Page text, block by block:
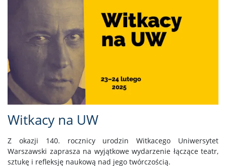
Witkacy na UW
Z okazji 140. rocznicy urodzin Witkacego Uniwersytet
Warszawski zaprasza na wyjątkowe wydarzenie łączące teatr,
sztukę i refleksję naukową nad jego twórczością.